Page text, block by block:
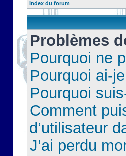
Index du forum
Problèmes
Pourquoi ne
Pourquoi ai-
Pourquoi
Comment
d’utilisateur
J’ai perdu